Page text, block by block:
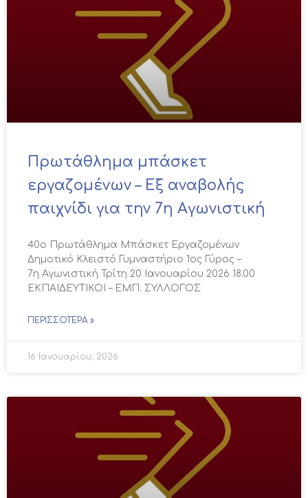
Πρωτάθλημα μπάσκετ
εργαζομένων – Εξ αναβολής
παιχνίδι για την 7η Αγωνιστική
40ο Πρωτάθλημα Μπάσκετ Εργαζομένων
Δημοτικό Κλειστό Γυμναστήριο 1ος Γύρος –
7η Αγωνιστική Τρίτη 20 Ιανουαρίου 2026 18.00
ΕΚΠΑΙΔΕΥΤΙΚΟΙ – ΕΜΠ. ΣΥΛΛΟΓΟΣ
ΠΕΡΙΣΣΌΤΕΡΑ »
16 Ιανουαρίου, 2026